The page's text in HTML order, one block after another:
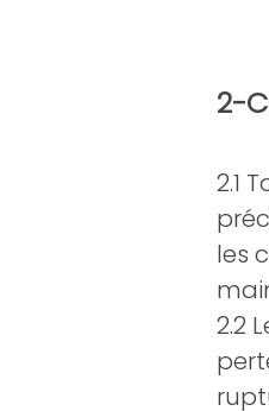
2-
2.1
les
2.2